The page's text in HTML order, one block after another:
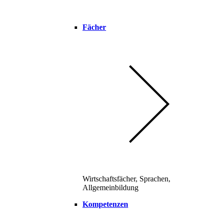
Fächer
Wirtschaftsfächer, Sprachen,
Allgemeinbildung
Kompetenzen